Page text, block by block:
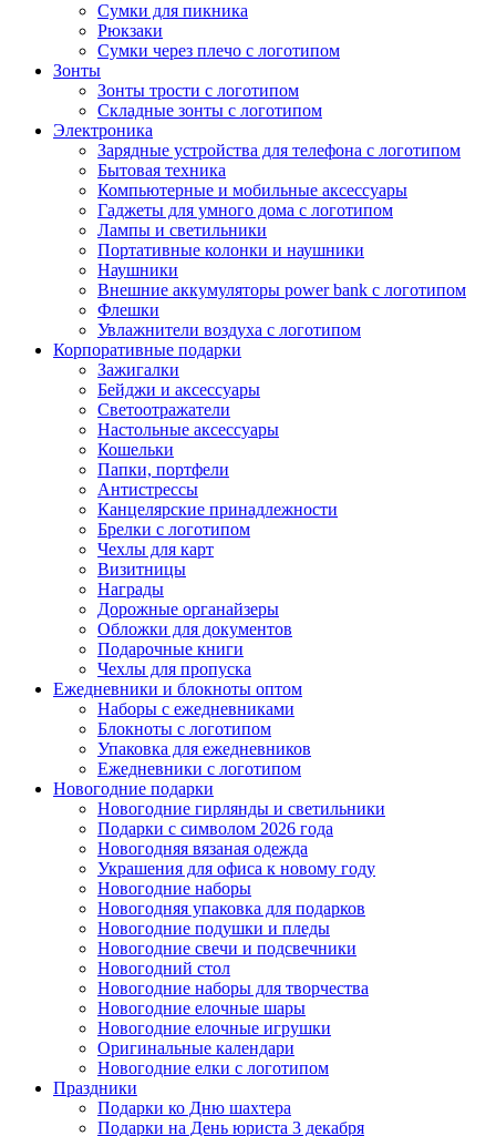
Сумки для пикника
Рюкзаки
Сумки через плечо с логотипом
Зонты
Зонты трости с логотипом
Складные зонты с логотипом
Электроника
Зарядные устройства для телефона с логотипом
Бытовая техника
Компьютерные и мобильные аксессуары
Гаджеты для умного дома с логотипом
Лампы и светильники
Портативные колонки и наушники
Наушники
Внешние аккумуляторы power bank с логотипом
Флешки
Увлажнители воздуха с логотипом
Корпоративные подарки
Зажигалки
Бейджи и аксессуары
Светоотражатели
Настольные аксессуары
Кошельки
Папки, портфели
Антистрессы
Канцелярские принадлежности
Брелки с логотипом
Чехлы для карт
Визитницы
Награды
Дорожные органайзеры
Обложки для документов
Подарочные книги
Чехлы для пропуска
Ежедневники и блокноты оптом
Наборы с ежедневниками
Блокноты с логотипом
Упаковка для ежедневников
Ежедневники с логотипом
Новогодние подарки
Новогодние гирлянды и светильники
Подарки с символом 2026 года
Новогодняя вязаная одежда
Украшения для офиса к новому году
Новогодние наборы
Новогодняя упаковка для подарков
Новогодние подушки и пледы
Новогодние свечи и подсвечники
Новогодний стол
Новогодние наборы для творчества
Новогодние елочные шары
Новогодние елочные игрушки
Оригинальные календари
Новогодние елки с логотипом
Праздники
Подарки ко Дню шахтера
Подарки на День юриста 3 декабря